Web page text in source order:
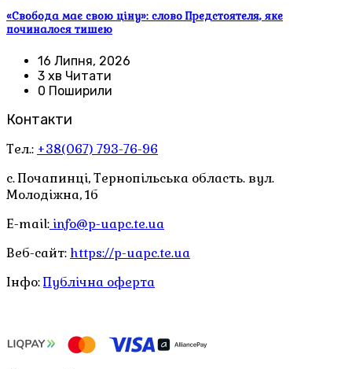
«Свобода має свою ціну»: слово Предстоятеля, яке
починалося тишею
16 Липня, 2026
3 хв Читати
0 Поширили
Контакти
Тел.: +38(067) 793-76-96
с. Почапинці, Тернопільська область. вул.
Молодіжна, 1б
E-mail: info@p-uapc.te.ua
Веб-сайт: https://p-uapc.te.ua
Інфо:Публічна оферта